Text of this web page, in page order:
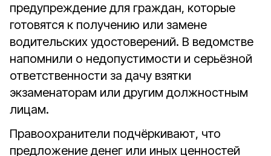
предупреждение для граждан, которые
готовятся к получению или замене
водительских удостоверений. В ведомстве
напомнили о недопустимости и серьёзной
ответственности за дачу взятки
экзаменаторам или другим должностным
лицам.
Правоохранители подчёркивают, что
предложение денег или иных ценностей